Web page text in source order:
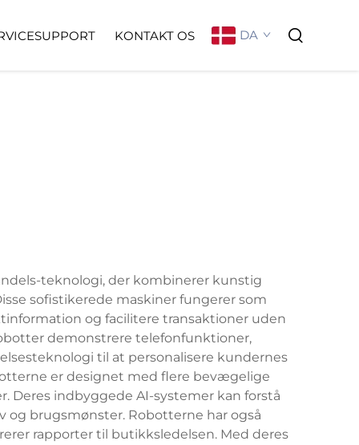
KONTAKT OS DA
teknologi, der kombinerer kunstig
sofistikerede maskiner fungerer som
og facilitere transaktioner uden
demonstrere telefonfunktioner,
til at personalisere kundernes
er designet med flere bevægelige
Deres indbyggede AI-systemer kan forstå
og brugsmønster. Robotterne har også
rapporter til butikksledelsen. Med deres